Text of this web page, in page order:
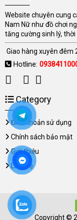
Website chuyên cung
Nam Nữ như đồ chơi
tăng cường sinh lý,
Giao hàng xuyên đêm
Hotline:
Category
Điều khoản sử dụng
Chính sách bảo mật
Giới thiệu
Liên hệ
Copyright ©